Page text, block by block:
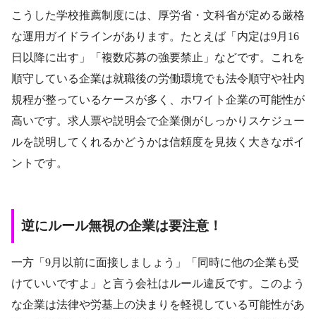
こうした学校推薦制度には、厚労省・文科省が定める厳格
な運用ガイドラインがあります。たとえば「内定は9月16
日以降に出す」「複数応募の強要禁止」などです。これを
順守している企業は就職後の労働環境でも法令順守や社内
規程が整っているケースが多く、ホワイト企業の可能性が
高いです。求人票や説明会で企業側がしっかりスケジュー
ルを説明してくれるかどうかは信頼度を見抜く大きなポイ
ントです。
逆にルール無視の企業は要注意！
一方「9月以前に面接しましょう」「同時に他の企業も受
けていいですよ」と言う会社はルール違反です。このよう
な企業は法律や労基上の決まりを軽視している可能性があ